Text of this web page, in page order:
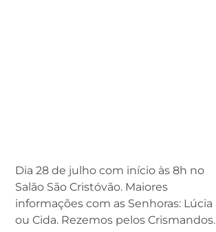
Dia 28 de julho com início às 8h no
Salão São Cristóvão. Maiores
informações com as Senhoras: Lúcia
ou Cida. Rezemos pelos Crismandos.